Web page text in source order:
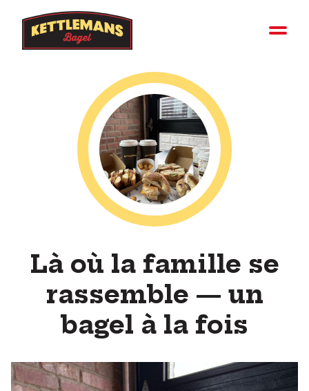
Là où la famille se
rassemble — un
bagel à la fois